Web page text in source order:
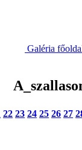
Galéria
22 23 24 25 26 27